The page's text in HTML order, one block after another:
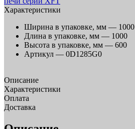
Характеристики
Ширина в упаковке, мм — 1000
Длина в упаковке, мм — 1000
Высота в упаковке, мм — 600
Артикул — 0D1285G0
Описание
Характеристики
Оплата
Доставка